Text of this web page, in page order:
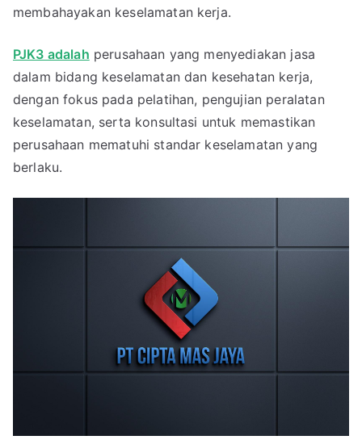
membahayakan keselamatan kerja.
PJK3 adalah perusahaan yang menyediakan jasa
dalam bidang keselamatan dan kesehatan kerja,
dengan fokus pada pelatihan, pengujian peralatan
keselamatan, serta konsultasi untuk memastikan
perusahaan mematuhi standar keselamatan yang
berlaku.